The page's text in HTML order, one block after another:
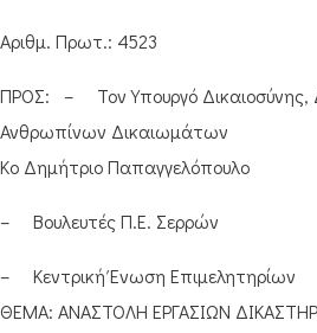
Αριθμ. Πρωτ.: 4523
ΠΡΟΣ: – Τον Υπουργό Δικαιοσύνης,
Ανθρωπίνων Δικαιωμάτων
Κο Δημήτριο Παπαγγελόπουλο
– Βουλευτές Π.Ε. Σερρών
– Κεντρική Ένωση Επιμελητηρίων
ΘΕΜΑ: ΑΝΑΣΤΟΛΗ ΕΡΓΑΣΙΩΝ